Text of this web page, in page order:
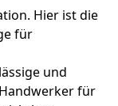
Hier ist die
für
und
für